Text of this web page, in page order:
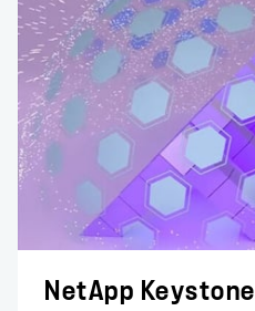
NetApp Keystone